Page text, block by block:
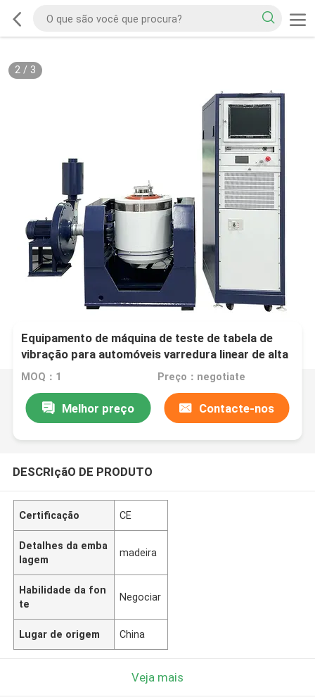
2/ 3
Equipamento de máquina de teste de tabela de
vibração para automóveis varredura linear de alta
frequência 0~6000 Hz/min.
MOQ：1 Preço：negotiate
Melhor preço Contacte-nos
DESCRIçãO DE PRODUTO
Certificação CE
Detalhes da emba
lagem
madeira
Habilidade da fon
te
Negociar
Lugar de origem China
Veja mais